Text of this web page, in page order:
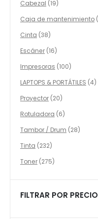
Cabezal 1919
Caja de mantenimiento
Cinta 3838
productos
Escáner 1616
productos
Impresoras 100100
productos
LAPTOPS & PORTÁTILES 44
Proyector 2020
productos
Rotuladora 66
productos
Tambor / Drum 2828
Tinta 232232
productos
Toner 275275
FILTRAR POR PRECIO